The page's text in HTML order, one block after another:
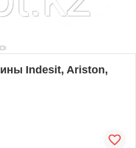
Indesit, Ariston,